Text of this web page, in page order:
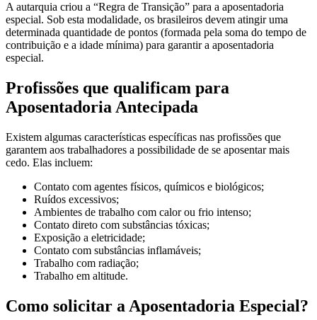
A autarquia criou a “Regra de Transição” para a aposentadoria
especial. Sob esta modalidade, os brasileiros devem atingir uma
determinada quantidade de pontos (formada pela soma do tempo de
contribuição e a idade mínima) para garantir a aposentadoria
especial.
Profissões que qualificam para
Aposentadoria Antecipada
Existem algumas características específicas nas profissões que
garantem aos trabalhadores a possibilidade de se aposentar mais
cedo. Elas incluem:
Contato com agentes físicos, químicos e biológicos;
Ruídos excessivos;
Ambientes de trabalho com calor ou frio intenso;
Contato direto com substâncias tóxicas;
Exposição a eletricidade;
Contato com substâncias inflamáveis;
Trabalho com radiação;
Trabalho em altitude.
Como solicitar a Aposentadoria Especial?